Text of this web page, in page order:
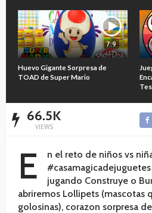
7:9
Huevo Gigante Sorpresa de
TOAD de Super Mario
66.5K
VIEWS
E
n el reto de niños vs
jugando Construye o
abriremos Lollipets (mascotas
golosinas), corazon sorpresa